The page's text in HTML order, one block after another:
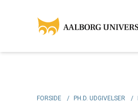
FORSIDE / PH.D. UDGIVELSER /